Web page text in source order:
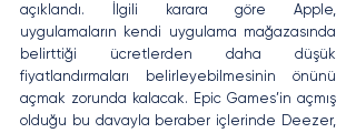
açıklandı. İlgili karara göre Apple,
uygulamaların kendi uygulama mağazasında
belirttiği ücretlerden daha düşük
fiyatlandırmaları belirleyebilmesinin önünü
açmak zorunda kalacak. Epic Games’in açmış
olduğu bu davayla beraber içlerinde Deezer,